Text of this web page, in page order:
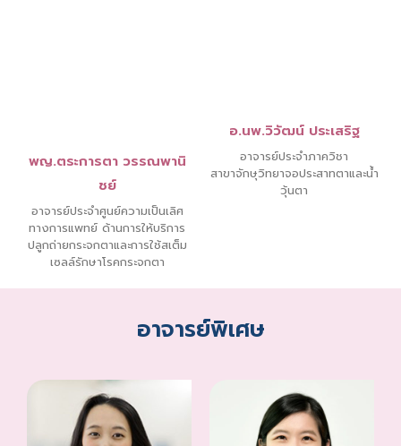
พญ.ตระการตา วรรณพานิ
ชย์
อาจารย์ประจำศูนย์ความเป็นเลิศ
ทางการแพทย์ ด้านการให้บริการ
ปลูกถ่ายกระจกตาและการใช้สเต็ม
เซลล์รักษาโรคกระจกตา
อ.นพ.วิวัฒน์ ประเสริฐ
อาจารย์ประจำภาควิชา
สาขาจักษุวิทยาจอประสาทตาและน้ำ
วุ้นตา
อาจารย์พิเศษ